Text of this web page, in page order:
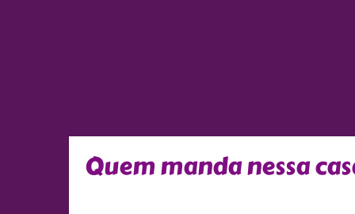
Quem manda nessa